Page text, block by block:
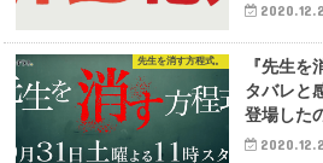
先生を消す方程式。
『先生
タバレと
登場した